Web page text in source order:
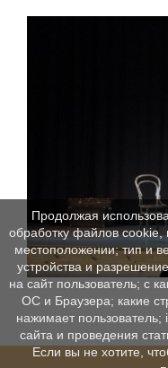
Продолжая
обработку файлов cookie,
местоположении; тип и
устройства и
на сайт пользователь; с
ОС и Браузера; какие
нажимает
сайта и проведения
Если вы не хотите,